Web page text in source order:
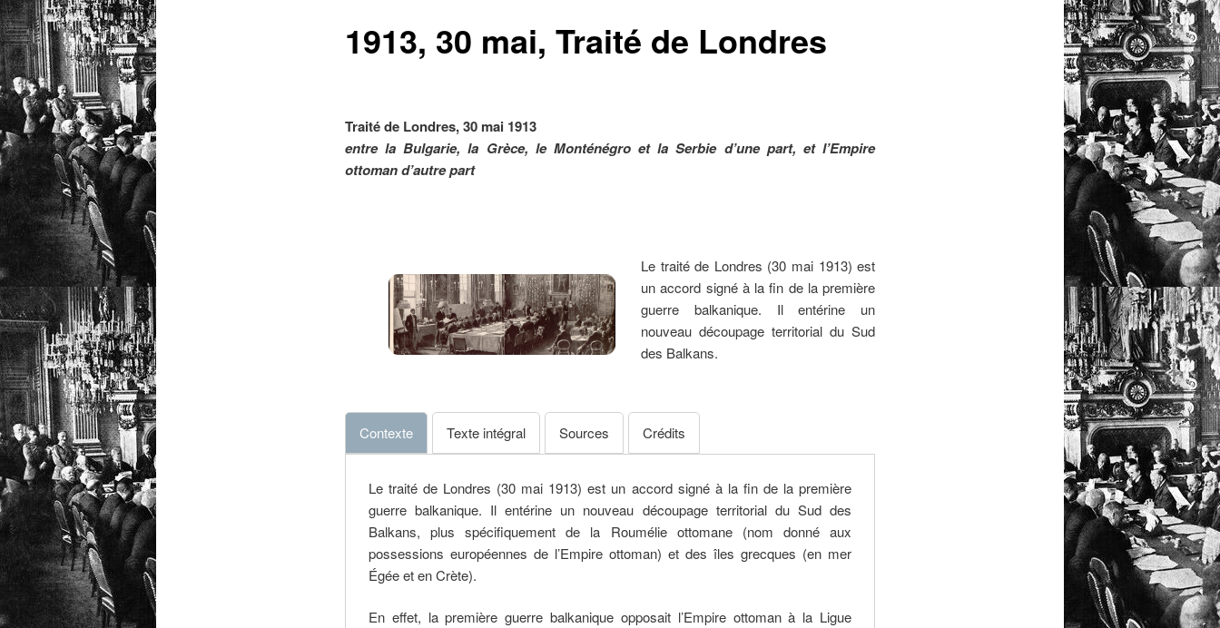
1913, 30 mai, Traité de Londres
Traité de Londres, 30 mai 1913
entre la Bulgarie, la Grèce, le Monténégro et la Serbie d’une part, et l’Empire
ottoman d’autre part
Le traité de Londres (30 mai 1913) est
un accord signé à la fin de la première
guerre balkanique. Il entérine un
nouveau découpage territorial du Sud
des Balkans.
Contexte Texte intégral Sources Crédits
Le traité de Londres (30 mai 1913) est un accord signé à la fin de la première
guerre balkanique. Il entérine un nouveau découpage territorial du Sud des
Balkans, plus spécifiquement de la Roumélie ottomane (nom donné aux
possessions européennes de l’Empire ottoman) et des îles grecques (en mer
Égée et en Crète).
En effet, la première guerre balkanique opposait l’Empire ottoman à la Ligue